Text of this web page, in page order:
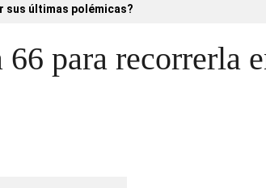
sus últimas polémicas?
para recorrerla